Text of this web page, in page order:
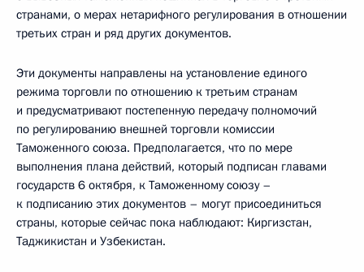
странами, о мерах нетарифного регулирования в отношении
третьих стран и ряд других документов.
Эти документы направлены на установление единого
режима торговли по отношению к третьим странам
и предусматривают постепенную передачу полномочий
по регулированию внешней торговли комиссии
Таможенного союза. Предполагается, что по мере
выполнения плана действий, который подписан главами
государств 6 октября, к Таможенному союзу –
к подписанию этих документов – могут присоединиться
страны, которые сейчас пока наблюдают: Киргизстан,
Таджикистан и Узбекистан.